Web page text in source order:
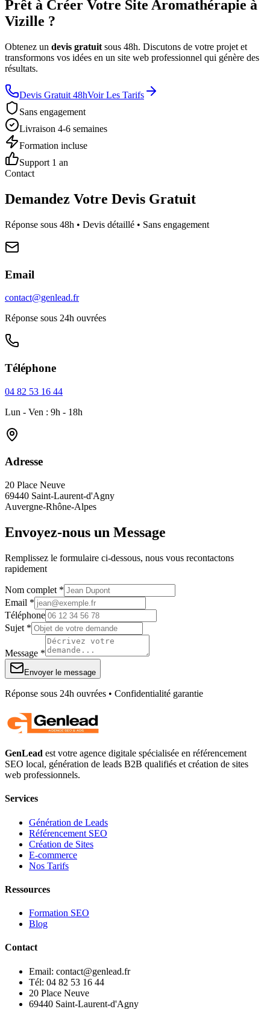
Prêt à Créer Votre Site Aromathérapie à
Vizille ?
Obtenez un devis gratuit sous 48h. Discutons de votre projet et
transformons vos idées en un site web professionnel qui génère des
résultats.
Devis Gratuit 48hVoir Les Tarifs
Sans engagement
Livraison 4-6 semaines
Formation incluse
Support 1 an
Contact
Demandez Votre Devis Gratuit
Réponse sous 48h • Devis détaillé • Sans engagement
Email
contact@genlead.fr
Réponse sous 24h ouvrées
Téléphone
04 82 53 16 44
Lun - Ven : 9h - 18h
Adresse
20 Place Neuve
69440 Saint-Laurent-d'Agny
Auvergne-Rhône-Alpes
Envoyez-nous un Message
Remplissez le formulaire ci-dessous, nous vous recontactons
rapidement
Nom complet *
Email *
Téléphone
Sujet *
Message *
Envoyer le message
Réponse sous 24h ouvrées • Confidentialité garantie
GenLead est votre agence digitale spécialisée en référencement
SEO local, génération de leads B2B qualifiés et création de sites
web professionnels.
Services
Génération de Leads
Référencement SEO
Création de Sites
E-commerce
Nos Tarifs
Ressources
Formation SEO
Blog
Contact
Email: contact@genlead.fr
Tél: 04 82 53 16 44
20 Place Neuve
69440 Saint-Laurent-d'Agny